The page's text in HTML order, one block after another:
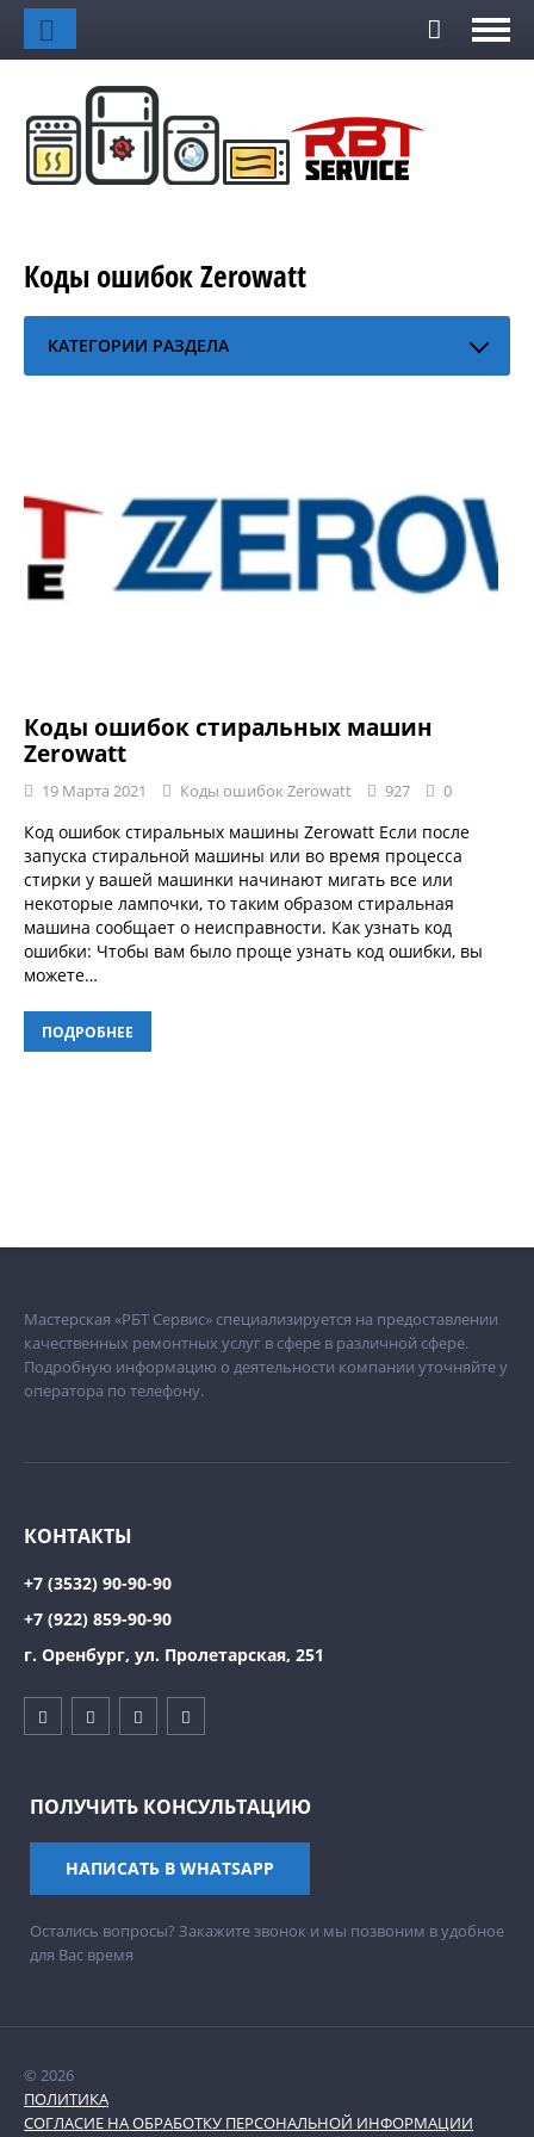
Коды ошибок Zerowatt
КАТЕГОРИИ РАЗДЕЛА
Коды ошибок стиральных машин
Zerowatt
19 Марта 2021 Коды ошибок Zerowatt 927 0
Код ошибок стиральных машины Zerowatt Если после
запуска стиральной машины или во время процесса
стирки у вашей машинки начинают мигать все или
некоторые лампочки, то таким образом стиральная
машина сообщает о неисправности. Как узнать код
ошибки: Чтобы вам было проще узнать код ошибки, вы
можете…
ПОДРОБНЕЕ
Мастерская «РБТ Сервис» специализируется на предоставлении
качественных ремонтных услуг в сфере в различной сфере.
Подробную информацию о деятельности компании уточняйте у
оператора по телефону.
КОНТАКТЫ
+7 (3532) 90-90-90
+7 (922) 859-90-90
г. Оренбург, ул. Пролетарская, 251
ПОЛУЧИТЬ КОНСУЛЬТАЦИЮ
НАПИСАТЬ В WHATSAPP
Остались вопросы? Закажите звонок и мы позвоним в удобное
для Вас время
© 2026
ПОЛИТИКА
СОГЛАСИЕ НА ОБРАБОТКУ ПЕРСОНАЛЬНОЙ ИНФОРМАЦИИ